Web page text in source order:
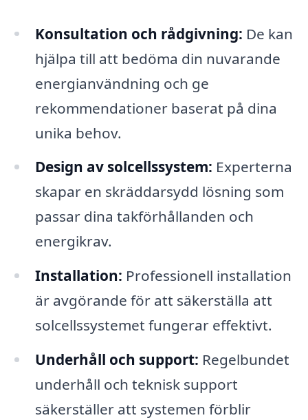
Konsultation och rådgivning: De kan
hjälpa till att bedöma din nuvarande
energianvändning och ge
rekommendationer baserat på dina
unika behov.
Design av solcellssystem: Experterna
skapar en skräddarsydd lösning som
passar dina takförhållanden och
energikrav.
Installation: Professionell installation
är avgörande för att säkerställa att
solcellssystemet fungerar effektivt.
Underhåll och support: Regelbundet
underhåll och teknisk support
säkerställer att systemen förblir